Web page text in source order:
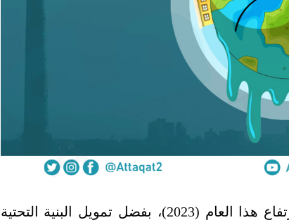
تتجه استثمارات الطاقة منخفضة الكربون إلى الارتفاع هذا العام (2023)، بفضل تمويل البنية التحتية